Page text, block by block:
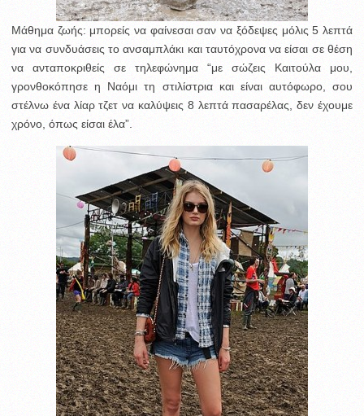
Μάθημα ζωής: μπορείς να φαίνεσαι σαν να ξόδεψες μόλις 5 λεπτά
για να συνδυάσεις το ανσαμπλάκι και ταυτόχρονα να είσαι σε θέση
να ανταποκριθείς σε τηλεφώνημα “με σώζεις Καιτούλα μου,
γρονθοκόπησε η Ναόμι τη στιλίστρια και είναι αυτόφωρο, σου
στέλνω ένα λίαρ τζετ να καλύψεις 8 λεπτά πασαρέλας, δεν έχουμε
χρόνο, όπως είσαι έλα”.